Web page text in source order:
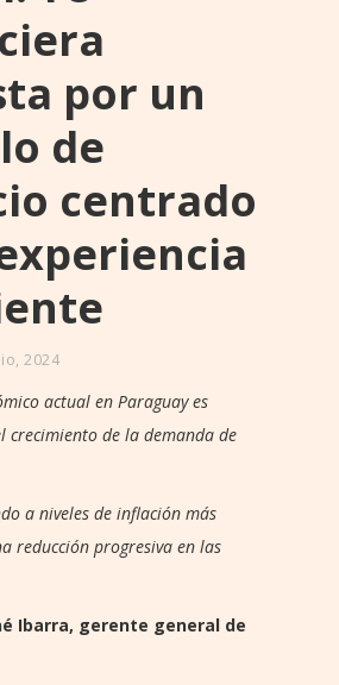
por un
de
centrado
2024
actual en Paraguay es
crecimiento de la demanda de
a niveles de inflación más
reducción progresiva en las
Ibarra, gerente general de